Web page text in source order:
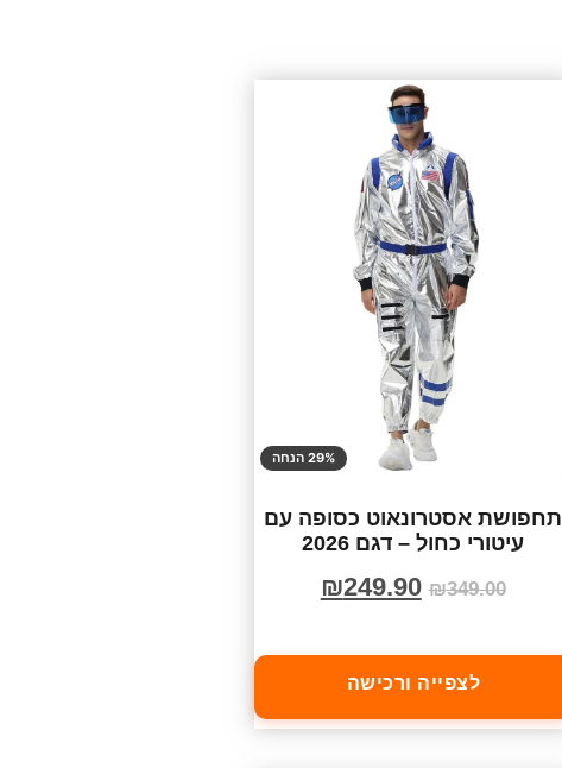
29% הנחה
תחפושת אסטרונאוט כסופה עם
עיטורי כחול – דגם 2026
₪349.00
₪249.90
לצפייה ורכישה